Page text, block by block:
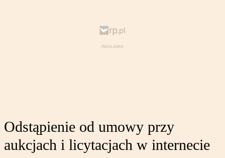
Odstąpienie od umowy przy
aukcjach i licytacjach w internecie